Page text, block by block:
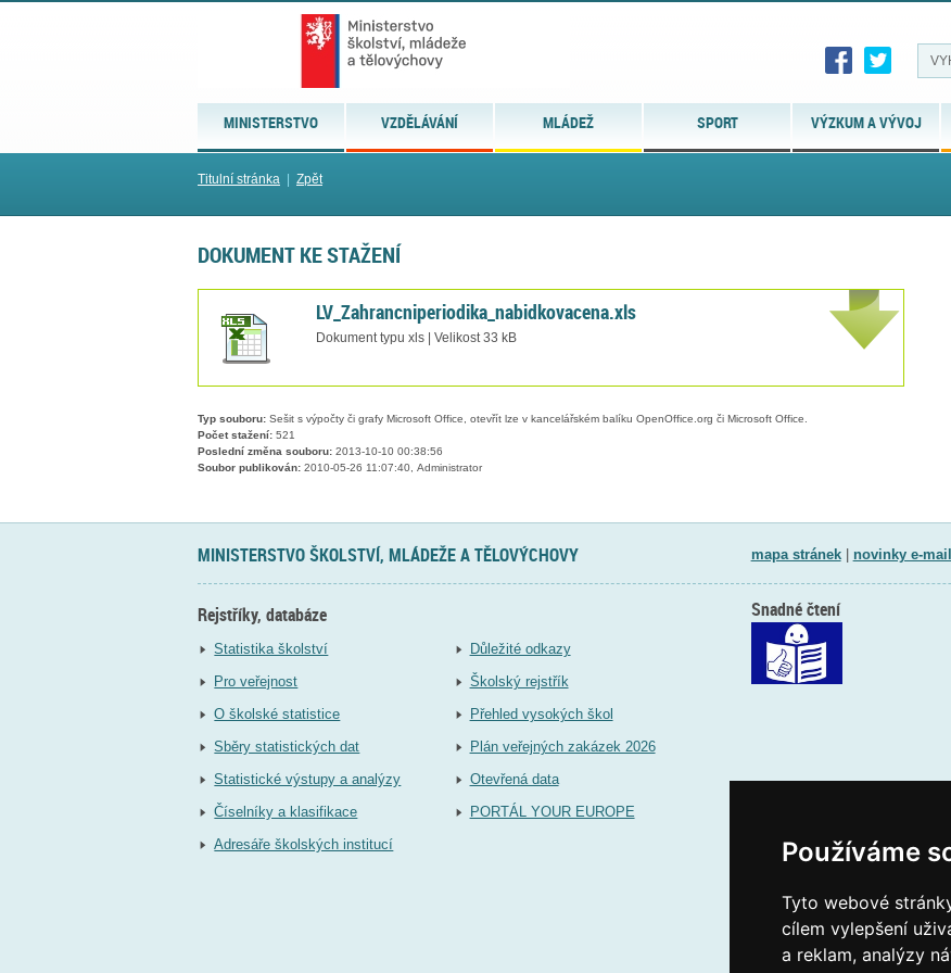
Používáme
Tyto webové
cílem vylepšení
a reklam, analýzy
MINISTERSTVO VZDĚLÁVÁNÍ MLÁDEŽ SPORT VÝZKUM A VÝVOJ
Titulní stránka Zpět
DOKUMENT KE STAŽENÍ
LV_Zahrancniperiodika_nabidkovacena.xls
Dokument typu xls | Velikost 33 kB
Typ souboru: Sešit s výpočty či grafy Microsoft Office, otevřít lze v kancelářském balíku OpenOffice.org či Microsoft Office.
Počet stažení: 521
Poslední změna souboru: 2013-10-10 00:38:56
Soubor publikován: 2010-05-26 11:07:40, Administrator
MINISTERSTVO ŠKOLSTVÍ, MLÁDEŽE A TĚLOVÝCHOVY mapa stránek| novinky e-
Rejstříky, databáze
Statistika školství
Pro veřejnost
O školské statistice
Sběry statistických dat
Statistické výstupy a analýzy
Číselníky a klasifikace
Adresáře školských institucí
Důležité odkazy
Školský rejstřík
Přehled vysokých škol
Plán veřejných zakázek 2026
Otevřená data
PORTÁL YOUR EUROPE
Snadné čtení